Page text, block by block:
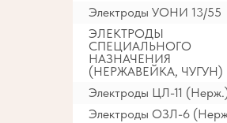
Электроды УОНИ 13/55
ЭЛЕКТРОДЫ
СПЕЦИАЛЬНОГО
НАЗНАЧЕНИЯ
(НЕРЖАВЕЙКА, ЧУГУН)
Электроды ЦЛ-11
Электроды ОЗЛ-6